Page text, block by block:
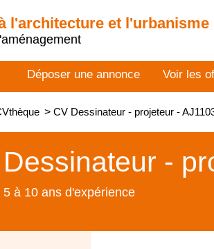
l'architecture et l'urbanisme
Déposer une annonce Voir les
> CV Dessinateur - projeteur -
Dessinateur -
5 à 10 ans d'expérience